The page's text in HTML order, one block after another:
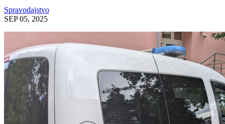
Spravodajstvo
SEP 05, 2025